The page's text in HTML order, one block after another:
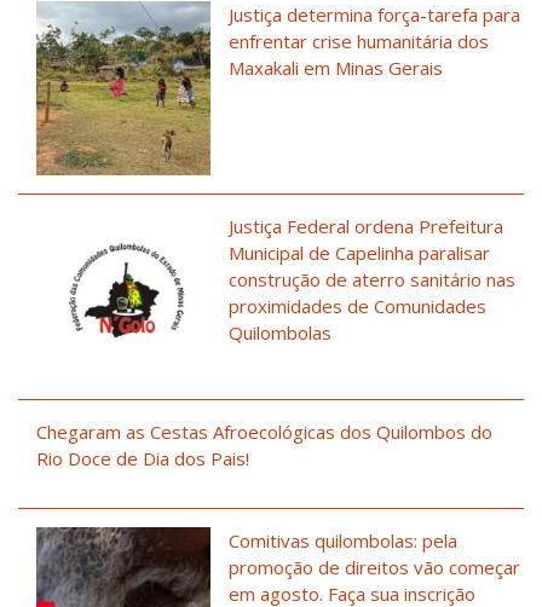
Justiça determina força-tarefa para
enfrentar crise humanitária dos
Maxakali em Minas Gerais
Justiça Federal ordena Prefeitura
Municipal de Capelinha paralisar
construção de aterro sanitário nas
proximidades de Comunidades
Quilombolas
Chegaram as Cestas Afroecológicas dos Quilombos do
Rio Doce de Dia dos Pais!
Comitivas quilombolas: pela
promoção de direitos vão começar
em agosto. Faça sua inscrição